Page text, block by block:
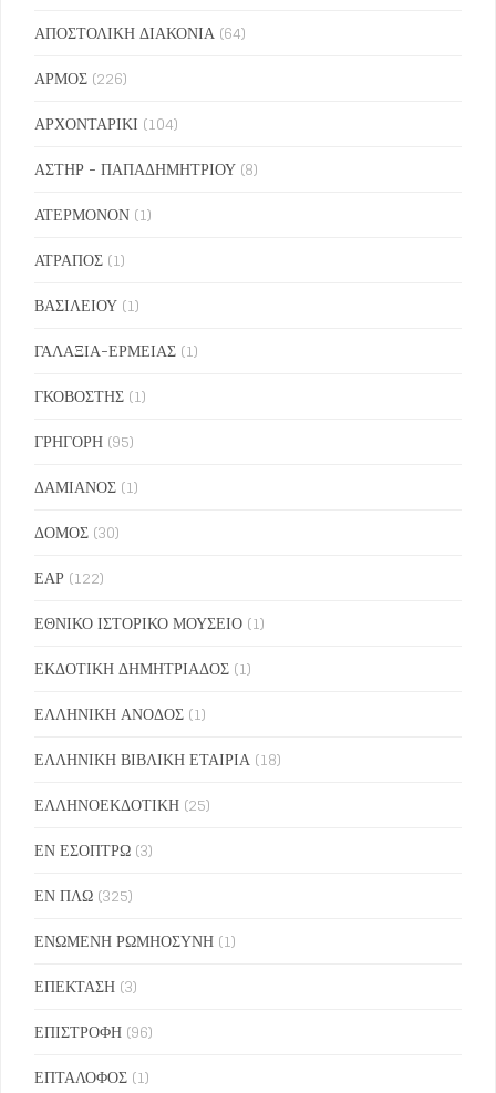
ΑΠΟΣΤΟΛΙΚΗ ΔΙΑΚΟΝΙΑ (64)
ΑΡΜΟΣ (226)
ΑΡΧΟΝΤΑΡΙΚΙ (104)
ΑΣΤΗΡ - ΠΑΠΑΔΗΜΗΤΡΙΟΥ (8)
ΑΤΕΡΜΟΝΟΝ (1)
ΑΤΡΑΠΟΣ (1)
ΒΑΣΙΛΕΙΟΥ (1)
ΓΑΛΑΞΙΑ-ΕΡΜΕΙΑΣ (1)
ΓΚΟΒΟΣΤΗΣ (1)
ΓΡΗΓΟΡΗ (95)
ΔΑΜΙΑΝΟΣ (1)
ΔΟΜΟΣ (30)
ΕΑΡ (122)
ΕΘΝΙΚΟ ΙΣΤΟΡΙΚΟ ΜΟΥΣΕΙΟ (1)
ΕΚΔΟΤΙΚΗ ΔΗΜΗΤΡΙΑΔΟΣ (1)
ΕΛΛΗΝΙΚΗ ΑΝΟΔΟΣ (1)
ΕΛΛΗΝΙΚΗ ΒΙΒΛΙΚΗ ΕΤΑΙΡΙΑ (18)
ΕΛΛΗΝΟΕΚΔΟΤΙΚΗ (25)
ΕΝ ΕΣΟΠΤΡΩ (3)
ΕΝ ΠΛΩ (325)
ΕΝΩΜΕΝΗ ΡΩΜΗΟΣΥΝΗ (1)
ΕΠΕΚΤΑΣΗ (3)
ΕΠΙΣΤΡΟΦΗ (96)
ΕΠΤΑΛΟΦΟΣ (1)